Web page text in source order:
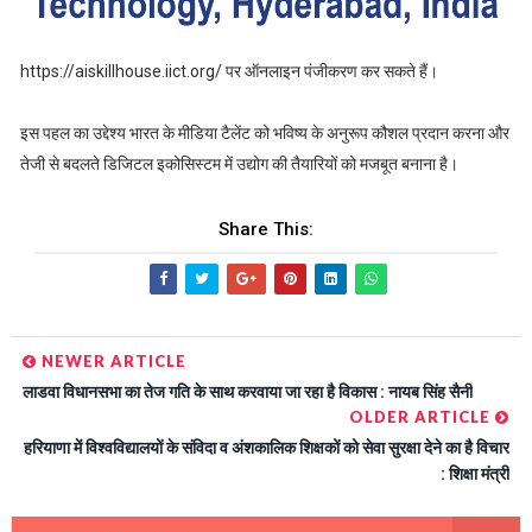
https://aiskillhouse.iict.org/ पर ऑनलाइन पंजीकरण कर सकते हैं।
इस पहल का उद्देश्य भारत के मीडिया टैलेंट को भविष्य के अनुरूप कौशल प्रदान करना और
तेजी से बदलते डिजिटल इकोसिस्टम में उद्योग की तैयारियों को मजबूत बनाना है।
Share This:
NEWER ARTICLE
लाडवा विधानसभा का तेज गति के साथ करवाया जा रहा है विकास : नायब सिंह सैनी
OLDER ARTICLE
हरियाणा में विश्वविद्यालयों के संविदा व अंशकालिक शिक्षकों को सेवा सुरक्षा देने का है विचार
: शिक्षा मंत्री